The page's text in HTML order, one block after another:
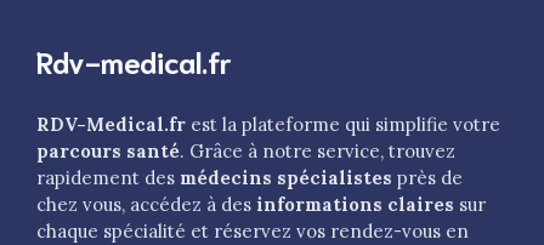
Rdv-medical.fr
RDV-Medical.fr est la plateforme qui simplifie votre
parcours santé. Grâce à notre service, trouvez
rapidement des médecins spécialistes près de
chez vous, accédez à des informations claires sur
chaque spécialité et réservez vos rendez-vous en